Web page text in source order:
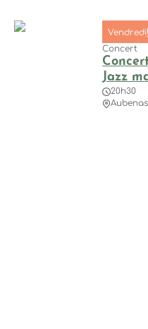
Vendredi
Concert
Jazz
20h30
Aubenas